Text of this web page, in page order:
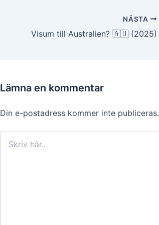
NÄSTA
Visum till Australien? 🇦🇺 (2025)
Lämna en kommentar
Din e-postadress kommer inte publiceras.
här..